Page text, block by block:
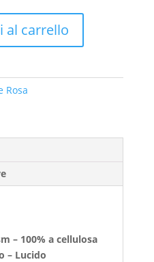
al carrello
Rosa
– 100% a cellulosa
– Lucido